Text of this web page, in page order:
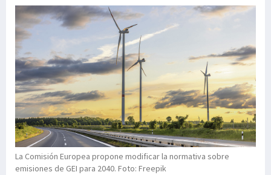
La Comisión Europea propone modificar la normativa sobre
emisiones de GEI para 2040. Foto: Freepik